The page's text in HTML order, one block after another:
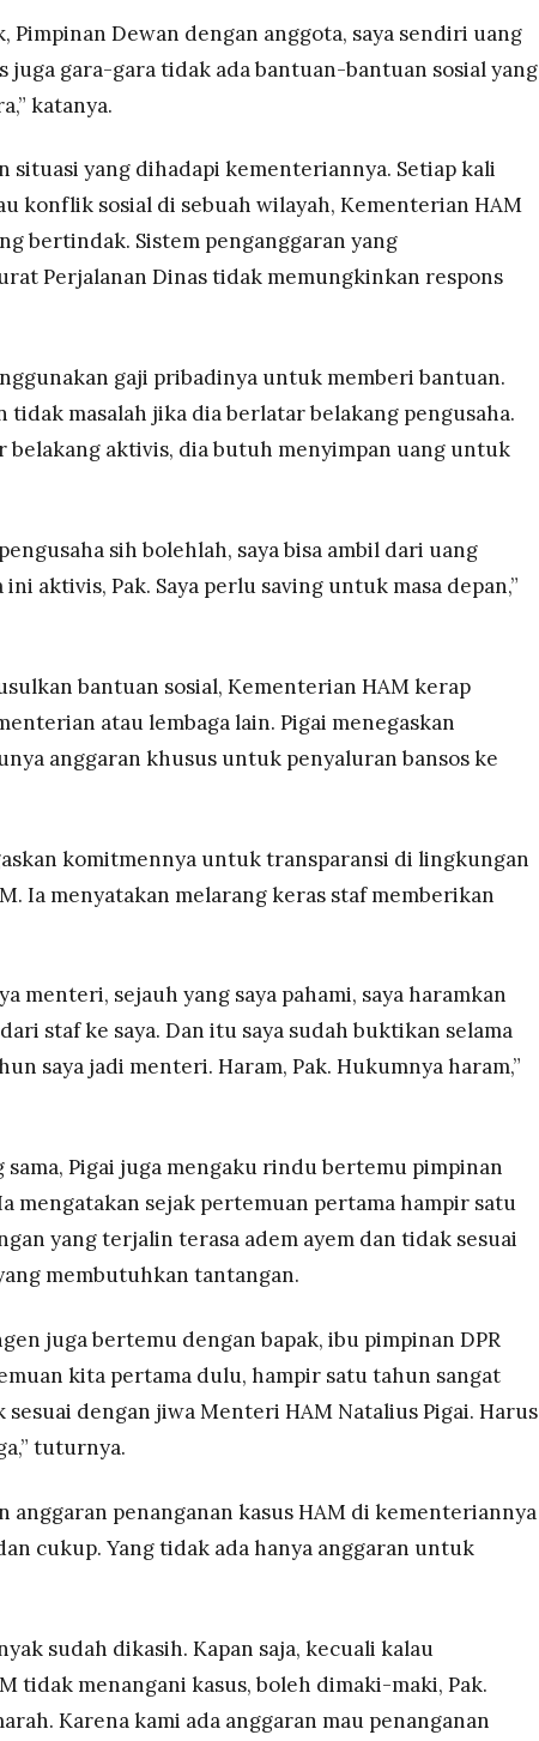
XIII DPR, Pigai juga menegaskan komitmen transparansi
pemberian uang dari staf ke dirinya selama satu
menjabat sebagai menteri
Pimpinan Dewan dengan anggota, saya sendiri uang
juga gara-gara tidak ada bantuan-bantuan sosial yang
katanya.
situasi yang dihadapi kementeriannya. Setiap kali
konflik sosial di sebuah wilayah, Kementerian HAM
bertindak. Sistem penganggaran yang
Perjalanan Dinas tidak memungkinkan respons
gaji pribadinya untuk memberi bantuan.
tidak masalah jika dia berlatar belakang pengusaha.
belakang aktivis, dia butuh menyimpan uang untuk
sih bolehlah, saya bisa ambil dari uang
ini aktivis, Pak. Saya perlu saving untuk masa depan,”
bantuan sosial, Kementerian HAM kerap
atau lembaga lain. Pigai menegaskan
anggaran khusus untuk penyaluran bansos ke
komitmennya untuk transparansi di lingkungan
Ia menyatakan melarang keras staf memberikan
menteri, sejauh yang saya pahami, saya haramkan
staf ke saya. Dan itu saya sudah buktikan selama
saya jadi menteri. Haram, Pak. Hukumnya haram,”
sama, Pigai juga mengaku rindu bertemu pimpinan
mengatakan sejak pertemuan pertama hampir satu
yang terjalin terasa adem ayem dan tidak sesuai
membutuhkan tantangan.
juga bertemu dengan bapak, ibu pimpinan DPR
kita pertama dulu, hampir satu tahun sangat
sesuai dengan jiwa Menteri HAM Natalius Pigai. Harus
tuturnya.
anggaran penanganan kasus HAM di kementeriannya
cukup. Yang tidak ada hanya anggaran untuk
sudah dikasih. Kapan saja, kecuali kalau
tidak menangani kasus, boleh dimaki-maki, Pak.
Karena kami ada anggaran mau penanganan